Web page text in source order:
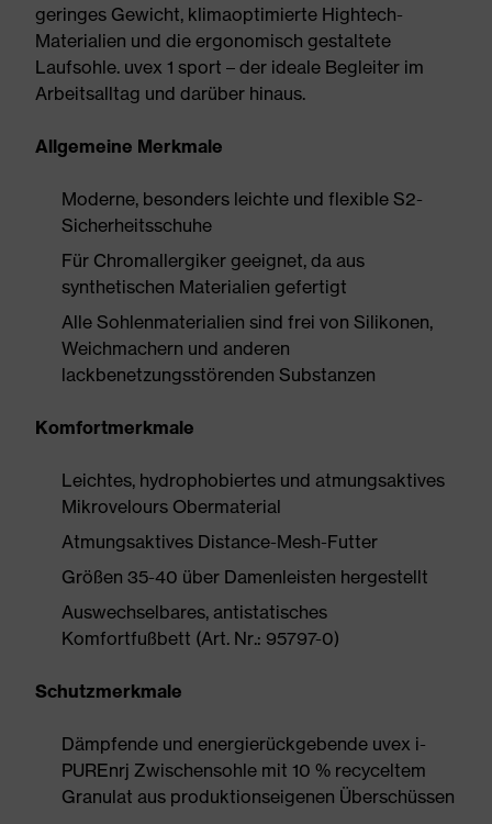
geringes Gewicht, klimaoptimierte Hightech-
Materialien und die ergonomisch gestaltete
Laufsohle. uvex 1 sport – der ideale Begleiter im
Arbeitsalltag und darüber hinaus.
Allgemeine Merkmale
Moderne, besonders leichte und flexible S2-
Sicherheitsschuhe
Für Chromallergiker geeignet, da aus
synthetischen Materialien gefertigt
Alle Sohlenmaterialien sind frei von Silikonen,
Weichmachern und anderen
lackbenetzungsstörenden Substanzen
Komfortmerkmale
Leichtes, hydrophobiertes und atmungsaktives
Mikrovelours Obermaterial
Atmungsaktives Distance-Mesh-Futter
Größen 35-40 über Damenleisten hergestellt
Auswechselbares, antistatisches
Komfortfußbett (Art. Nr.: 95797-0)
Schutzmerkmale
Dämpfende und energierückgebende uvex i-
PUREnrj Zwischensohle mit 10 % recyceltem
Granulat aus produktionseigenen Überschüssen